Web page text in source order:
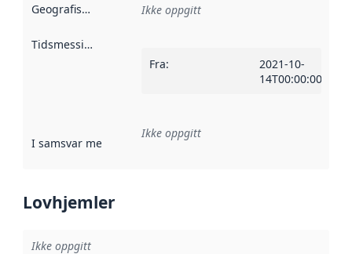
Geografisk avgrensning :
Ikke oppgitt
Tidsmessig avgrensning
Fra:
2021-10-
14T00:00:00Z
I samsvar med Referanse til en implementasjonsregel
Ikke oppgitt
Lovhjemler
Ikke oppgitt